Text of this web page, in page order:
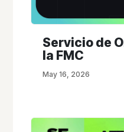
Servicio de
la FMC
May 16, 2026